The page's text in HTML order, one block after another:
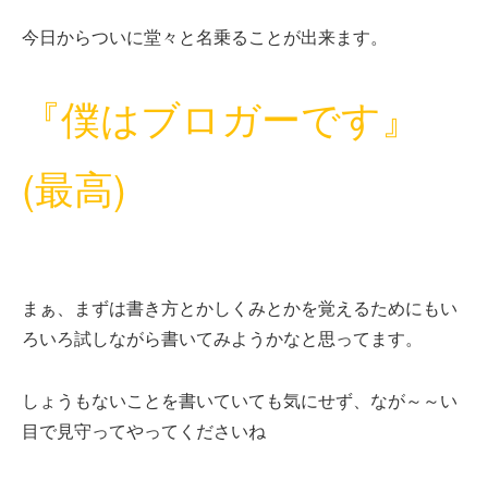
今日からついに堂々と名乗ることが出来ます。
『僕はブロガーです』
(最高)
まぁ、まずは書き方とかしくみとかを覚えるためにもい
ろいろ試しながら書いてみようかなと思ってます。
しょうもないことを書いていても気にせず、なが～～い
目で見守ってやってくださいね